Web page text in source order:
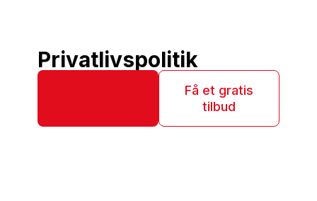
Privatlivspolitik
Få et gratis
tilbud